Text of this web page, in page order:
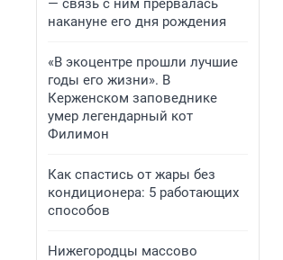
— связь с ним прервалась
накануне его дня рождения
«В экоцентре прошли лучшие
годы его жизни». В
Керженском заповеднике
умер легендарный кот
Филимон
Как спастись от жары без
кондиционера: 5 работающих
способов
Нижегородцы массово